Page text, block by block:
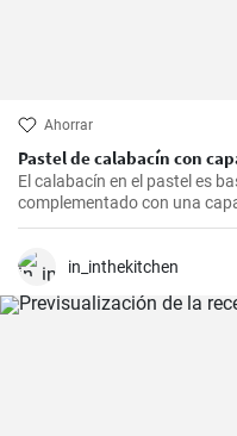
Ahorrar
Pastel de calabacín con
El calabacín en el pastel es
complementado con una
Y además sin gluten.
in_inthekitchen